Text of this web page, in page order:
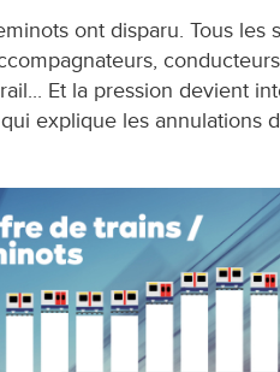
ont disparu. Tous les
Et la pression devient
explique les annulations